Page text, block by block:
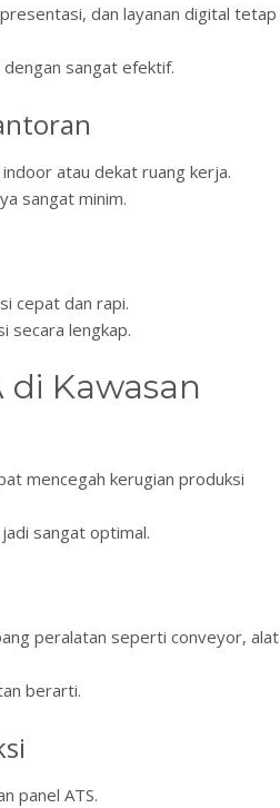
dan layanan digital tetap
sangat efektif.
atau dekat ruang kerja.
sangat minim.
cepat dan rapi.
secara lengkap.
Kawasan
mencegah kerugian produksi
sangat optimal.
peralatan seperti conveyor, alat
berarti.
panel ATS.